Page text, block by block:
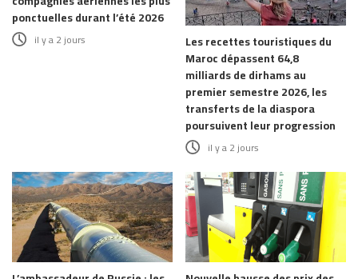
ponctuelles durant l’été 2026
il y a 2 jours
Les recettes touristiques du
Maroc dépassent 64,8
milliards de dirhams au
premier semestre 2026, les
transferts de la diaspora
poursuivent leur progression
il y a 2 jours